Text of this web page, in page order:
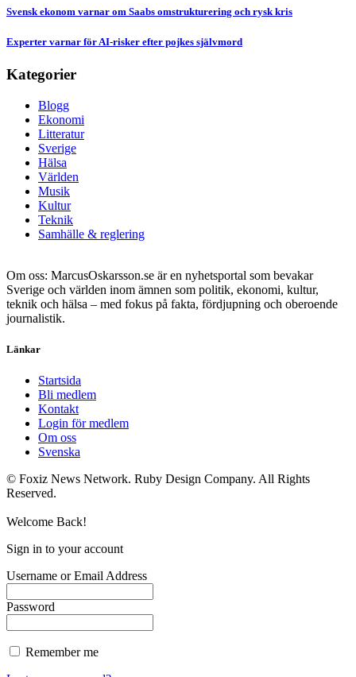
Svensk ekonom varnar om Saabs omstrukturering och rysk kris
Experter varnar för AI-risker efter pojkes självmord
Kategorier
Blogg
Ekonomi
Litteratur
Sverige
Hälsa
Världen
Musik
Kultur
Teknik
Samhälle & reglering
Om oss: MarcusOskarsson.se är en nyhetsportal som bevakar
Sverige och världen inom ämnen som politik, ekonomi, kultur,
teknik och hälsa – med fokus på fakta, fördjupning och oberoende
journalistik.
Länkar
Startsida
Bli medlem
Kontakt
Login för medlem
Om oss
Svenska
© Foxiz News Network. Ruby Design Company. All Rights
Reserved.
Welcome Back!
Sign in to your account
Username or Email Address
Password
Remember me